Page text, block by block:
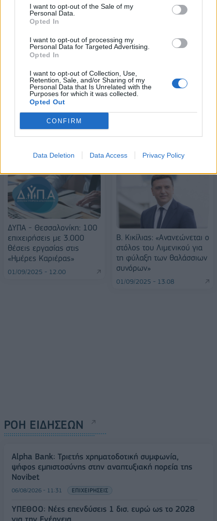
I want to opt-out of the Sale of my
Personal Data.
Opted In
I want to opt-out of processing my
Personal Data for Targeted Advertising.
Opted In
I want to opt-out of Collection, Use,
Retention, Sale, and/or Sharing of my
Personal Data that Is Unrelated with the
Purposes for which it was collected.
Opted Out
CONFIRM
Data Deletion Data Access Privacy Policy
άνοιξε τις πύλες του σε όλους
ESG Report 2025: Πώς η ΑΒ Βασιλόπουλος μετατρέπει τη
βιωσιμότητα σε καθημερινή πράξη
Stoiximan: «Πού ήσουν;» στις μεγάλες στιγμές του Ολυμπιακού
ΔΥΠΑ - Θεσσαλονίκη: 100
επιχειρήσεις με 3.000
θέσεις εργασίας στις
«Ημέρες Καριέρας»
01/09/2025 - 12:00
Β. Κικίλιας: «Ανανεώνεται ο
στόλος του Λιμενικού για
τη φύλαξη των θαλάσσιων
συνόρων»
01/09/2025 - 13:08
ΡΟΗ ΕΙΔΗΣΕΩΝ
Alpha Bank: Τριετής χρηματοδοτική συμφωνία,
ψήφος εμπιστοσύνης στην αναπτυξιακή πορεία της
Novibet
06/08/2026 - 11:31 ΕΠΙΧΕΙΡΗΣΕΙΣ
ΥΠΕΘΟΟ: Νέες επενδύσεις 1 δισ. ευρώ ως το 2028